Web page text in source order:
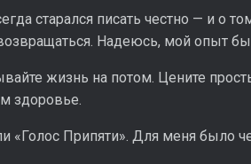
старался писать честно — и о
Надеюсь, мой опыт
жизнь на потом. Цените
здоровье.
«Голос Припяти». Для меня было